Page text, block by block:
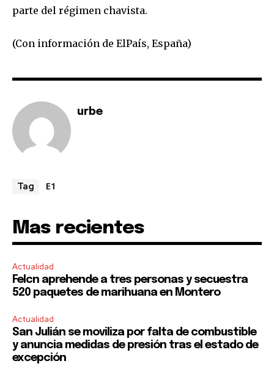
parte del régimen chavista.
(Con información de ElPaís, España)
urbe
Tag E1
Mas recientes
Actualidad
Felcn aprehende a tres personas y secuestra
520 paquetes de marihuana en Montero
Actualidad
San Julián se moviliza por falta de combustible
y anuncia medidas de presión tras el estado de
excepción